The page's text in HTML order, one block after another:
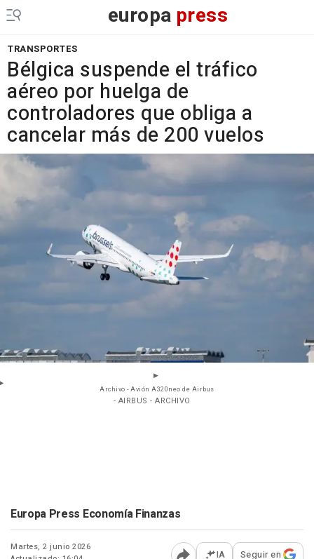
europa press
TRANSPORTES
Bélgica suspende el tráfico
aéreo por huelga de
controladores que obliga a
cancelar más de 200 vuelos
Archivo - Avión A320neo de Airbus
- AIRBUS - ARCHIVO
Europa Press Economía Finanzas
Martes, 2 junio 2026
IA Seguir en